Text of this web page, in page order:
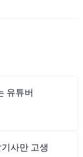
유튜버
사만 고생